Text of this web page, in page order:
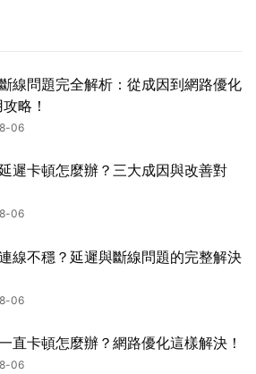
線問題完全解析：從成因到網路優化
略！
06
遲卡頓怎麼辦？三大成因與改善對
06
線不穩？延遲與斷線問題的完整解決
06
直卡頓怎麼辦？網路優化這樣解決！
06